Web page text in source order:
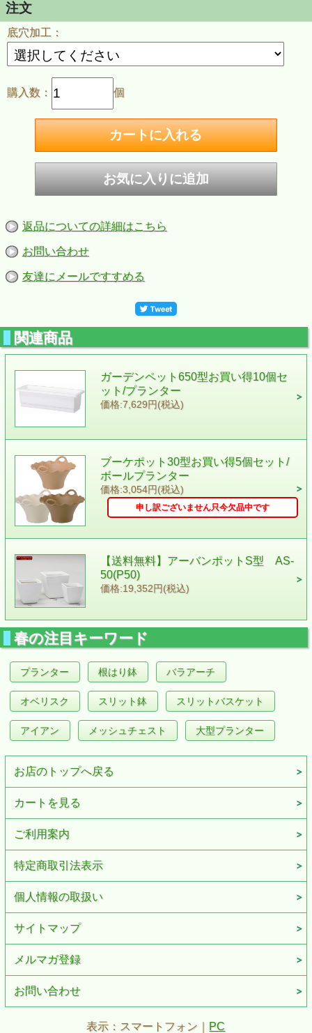
注文
底穴加工：
購入数： 個
返品についての詳細はこちら
お問い合わせ
友達にメールですすめる
関連商品
ガーデンペット650型お買い得10個セ
ット/プランター
価格:7,629円(税込)
ブーケポット30型お買い得5個セット/
ボールプランター
価格:3,054円(税込)
申し訳ございません只今欠品中です
【送料無料】アーバンポットS型 AS-
50(P50)
価格:19,352円(税込)
春の注目キーワード
プランター 根はり鉢 バラアーチ
オベリスク スリット鉢 スリットバスケット
アイアン メッシュチェスト 大型プランター
お店のトップへ戻る
カートを見る
ご利用案内
特定商取引法表示
個人情報の取扱い
サイトマップ
メルマガ登録
お問い合わせ
表示：スマートフォン｜ PC